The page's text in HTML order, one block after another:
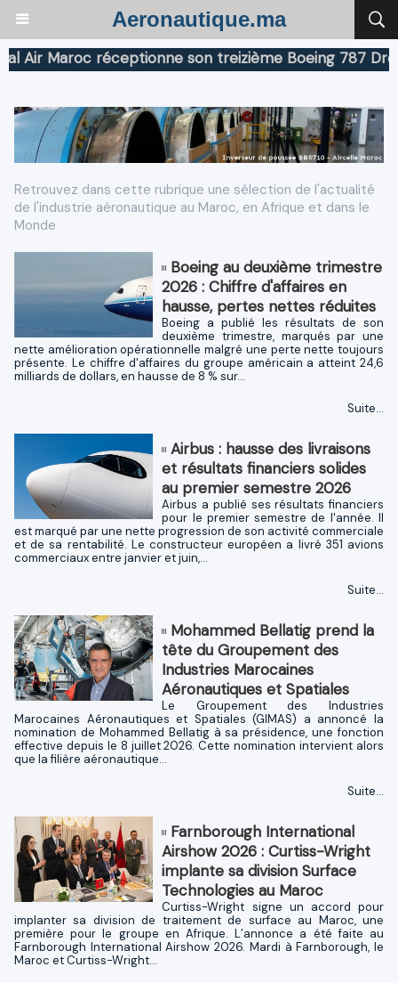
Aeronautique.ma
Maroc réceptionne son treizième Boeing 787
Retrouvez dans cette rubrique une sélection de l'actualité
de l'industrie aéronautique au Maroc, en Afrique et dans le
Monde
Boeing au deuxième trimestre
2026 : Chiffre d'affaires en
hausse, pertes nettes réduites
Boeing a publié les résultats de son
deuxième trimestre, marqués par une
nette amélioration opérationnelle malgré une perte nette toujours
présente. Le chiffre d'affaires du groupe américain a atteint 24,6
milliards de dollars, en hausse de 8 % sur...
Suite...
Airbus : hausse des livraisons
et résultats financiers solides
au premier semestre 2026
Airbus a publié ses résultats financiers
pour le premier semestre de l'année. Il
est marqué par une nette progression de son activité commerciale
et de sa rentabilité. Le constructeur européen a livré 351 avions
commerciaux entre janvier et juin,...
Suite...
Mohammed Bellatig prend la
tête du Groupement des
Industries Marocaines
Aéronautiques et Spatiales
Le Groupement des Industries
Marocaines Aéronautiques et Spatiales (GIMAS) a annoncé la
nomination de Mohammed Bellatig à sa présidence, une fonction
effective depuis le 8 juillet 2026. Cette nomination intervient alors
que la filière aéronautique...
Suite...
Farnborough International
Airshow 2026 : Curtiss-Wright
implante sa division Surface
Technologies au Maroc
Curtiss-Wright signe un accord pour
implanter sa division de traitement de surface au Maroc, une
première pour le groupe en Afrique. L’annonce a été faite au
Farnborough International Airshow 2026. Mardi à Farnborough, le
Maroc et Curtiss-Wright...